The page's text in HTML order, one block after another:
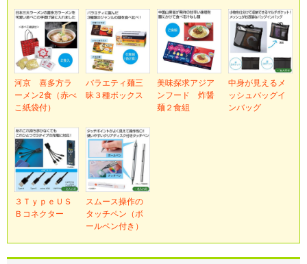
河京 喜多方ラ
ーメン2食（赤べ
こ紙袋付）
バラエティ麺三
昧３種ボックス
美味探求アジア
ンフード 炸醤
麺２食組
中身が見えるメ
ッシュバッグイ
ンバッグ
３ＴｙｐｅＵＳ
Ｂコネクター
スムース操作の
タッチペン（ボ
ールペン付き）